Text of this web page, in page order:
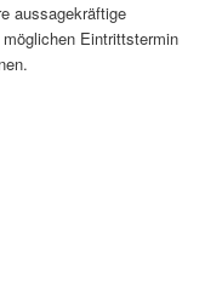
aussagekräftige
Eintrittstermin